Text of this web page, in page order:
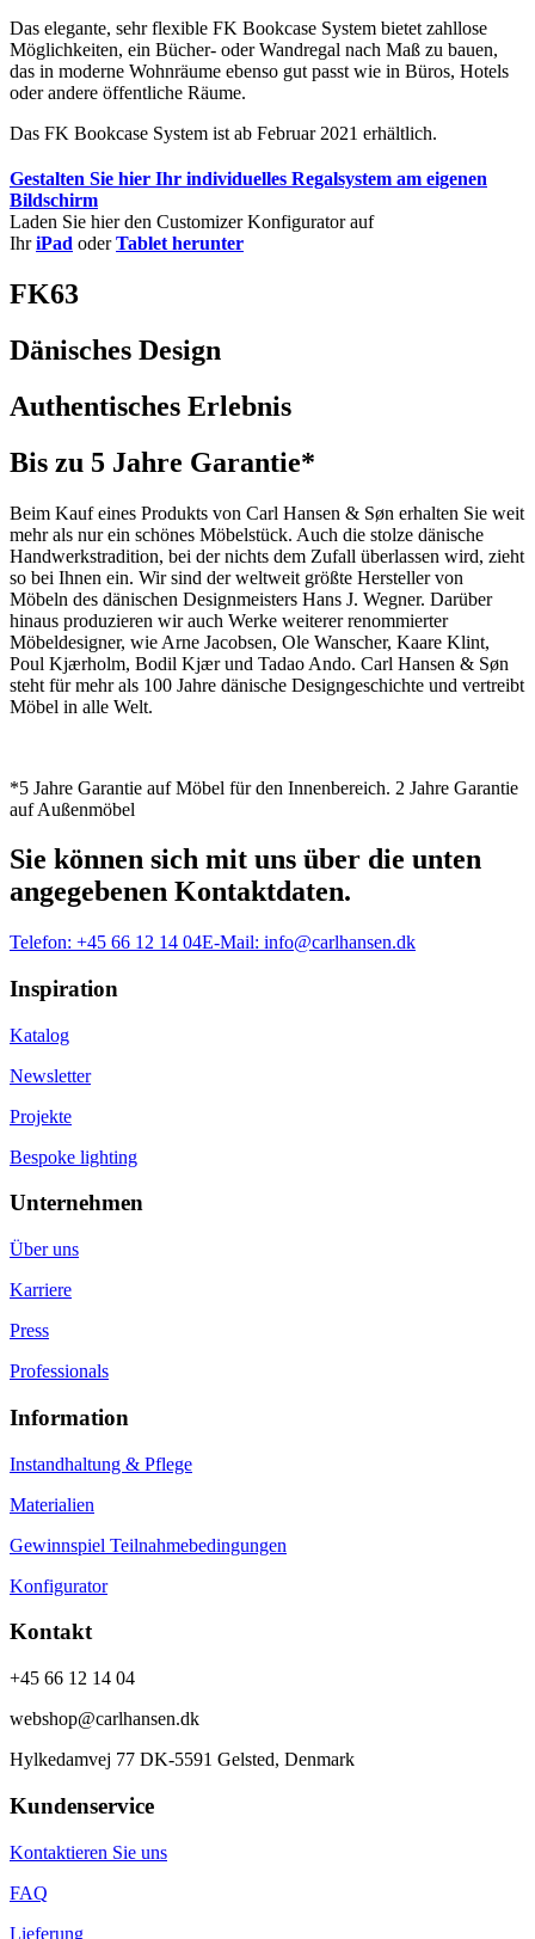
Das elegante, sehr flexible FK Bookcase System bietet zahllose
Möglichkeiten, ein Bücher- oder Wandregal nach Maß zu bauen,
das in moderne Wohnräume ebenso gut passt wie in Büros, Hotels
oder andere öffentliche Räume.
Das FK Bookcase System ist ab Februar 2021 erhältlich.
Gestalten Sie hier Ihr individuelles Regalsystem am eigenen
Bildschirm
Laden Sie hier den Customizer Konfigurator auf
IhriPad oderTablet herunter
FK63
Dänisches Design
Authentisches Erlebnis
Bis zu 5 Jahre Garantie*
Beim Kauf eines Produkts von Carl Hansen & Søn erhalten Sie weit
mehr als nur ein schönes Möbelstück. Auch die stolze dänische
Handwerkstradition, bei der nichts dem Zufall überlassen wird, zieht
so bei Ihnen ein. Wir sind der weltweit größte Hersteller von
Möbeln des dänischen Designmeisters Hans J. Wegner. Darüber
hinaus produzieren wir auch Werke weiterer renommierter
Möbeldesigner, wie Arne Jacobsen, Ole Wanscher, Kaare Klint,
Poul Kjærholm, Bodil Kjær und Tadao Ando. Carl Hansen & Søn
steht für mehr als 100 Jahre dänische Designgeschichte und vertreibt
Möbel in alle Welt.
*5 Jahre Garantie auf Möbel für den Innenbereich. 2 Jahre Garantie
auf Außenmöbel
Sie können sich mit uns über die unten
angegebenen Kontaktdaten.
Telefon: +45 66 12 14 04E-Mail: info@carlhansen.dk
Inspiration
Katalog
Newsletter
Projekte
Bespoke lighting
Unternehmen
Über uns
Karriere
Press
Professionals
Information
Instandhaltung & Pflege
Materialien
Gewinnspiel Teilnahmebedingungen
Konfigurator
Kontakt
+45 66 12 14 04
webshop@carlhansen.dk
Hylkedamvej 77 DK-5591 Gelsted, Denmark
Kundenservice
Kontaktieren Sie uns
FAQ
Lieferung